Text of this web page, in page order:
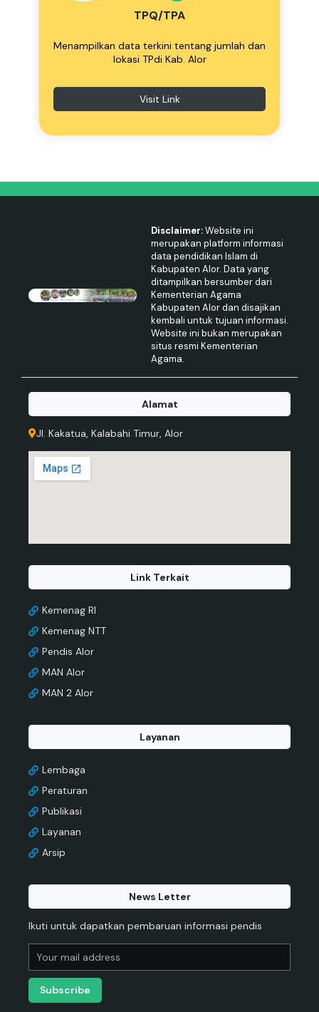
TPQ/TPA
Menampilkan data terkini tentang jumlah dan
lokasi TPdi Kab. Alor
Visit Link
Disclaimer:Website ini
merupakan platform informasi
data pendidikan Islam di
Kabupaten Alor. Data yang
ditampilkan bersumber dari
Kementerian Agama
Kabupaten Alor dan disajikan
kembali untuk tujuan informasi.
Website ini bukan merupakan
situs resmi Kementerian
Agama.
Alamat
Jl. Kakatua, Kalabahi Timur, Alor
Link Terkait
Kemenag RI
Kemenag NTT
Pendis Alor
MAN Alor
MAN 2 Alor
Layanan
Lembaga
Peraturan
Publikasi
Layanan
Arsip
News Letter
Ikuti untuk dapatkan pembaruan informasi pendis
Subscribe